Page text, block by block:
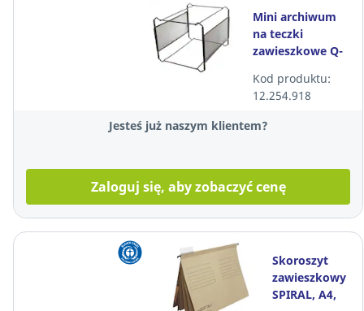
Mini archiwum
na teczki
zawieszkowe Q-
teczek, czarne
Kod produktu:
12.254.918
Jesteś już naszym klientem?
Zaloguj się, aby zobaczyć cenę
Skoroszyt
zawieszkowy
SPIRAL, A4,